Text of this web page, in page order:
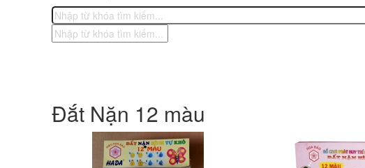
Đắt Nặn 12 màu